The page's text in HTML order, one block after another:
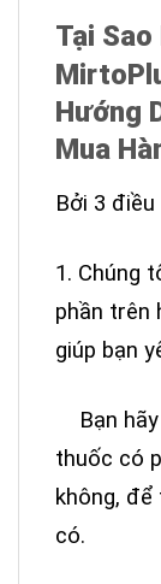
Tại
Hướng
Mua
Bởi 3
1. Chúng
phần trên
giúp bạn
Bạn hãy
thuốc có
không,
có.